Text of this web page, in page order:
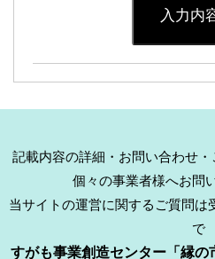
入力内
記載内容の詳細・お問い合わせ
個々の事業者様へお問
当サイトの運営に関するご質問は
で
すがも事業創造センター「縁の